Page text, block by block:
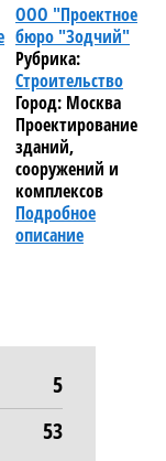
ООО "Проектное
бюро "Зодчий"
Рубрика:
Строительство
Город: Москва
Проектирование
зданий,
сооружений и
комплексов
Подробное
описание
5
53